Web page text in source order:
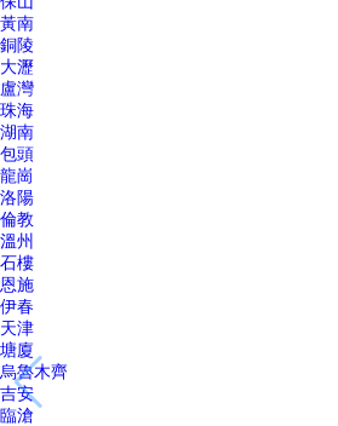
黃南
銅陵
大瀝
盧灣
珠海
湖南
包頭
龍崗
洛陽
倫教
溫州
石樓
恩施
伊春
天津
塘廈
烏魯木齊
吉安
臨滄